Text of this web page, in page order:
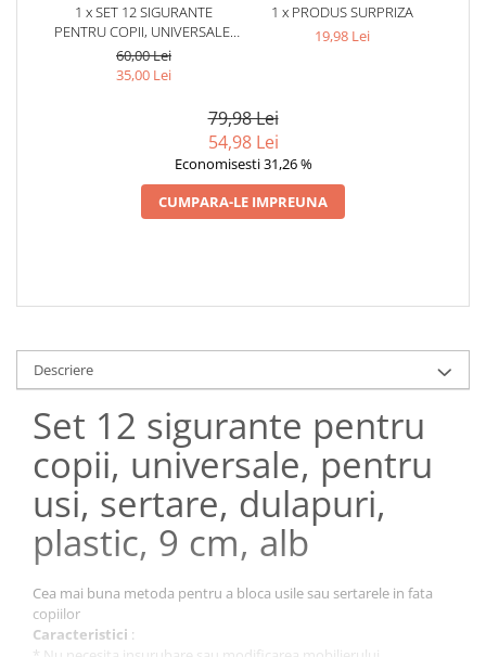
1 x SET 12 SIGURANTE
PENTRU COPII, UNIVERSALE,
PENTRU USI, SERTARE,
DULAPURI, PLASTIC, 9 CM,
60,00 Lei
35,00 Lei
1 x PRODUS SURPRIZA
19,98 Lei
79,98 Lei
54,98 Lei
Economisesti 31,26 %
CUMPARA-LE IMPREUNA
Descriere
Set 12 sigurante pentru
copii, universale, pentru
usi, sertare, dulapuri,
plastic, 9 cm, alb
Cea mai buna metoda pentru a bloca usile sau sertarele in fata
copiilor
Caracteristici :